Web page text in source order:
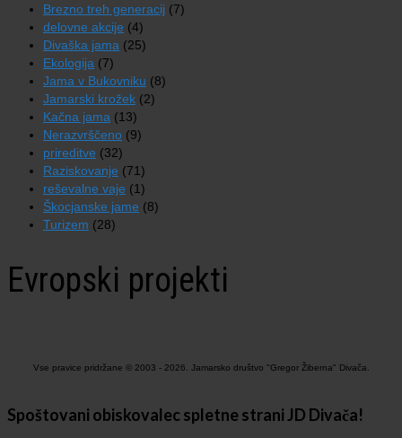
Brezno treh generacij (7)
delovne akcije (4)
Divaška jama (25)
Ekologija (7)
Jama v Bukovniku (8)
Jamarski krožek (2)
Kačna jama (13)
Nerazvrščeno (9)
prireditve (32)
Raziskovanje (71)
reševalne vaje (1)
Škocjanske jame (8)
Turizem (28)
Evropski projekti
Vse pravice pridržane © 2003 - 2026. Jamarsko društvo "Gregor Žiberna" Divača.
Spoštovani obiskovalec spletne strani JD Divača!